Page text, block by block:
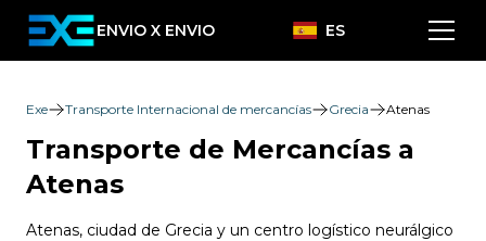
ENVIO X ENVIO ES
Exe Transporte Internacional de mercancías Grecia Atenas
Transporte de Mercancías a
Atenas
Atenas, ciudad de Grecia y un centro logístico neurálgico